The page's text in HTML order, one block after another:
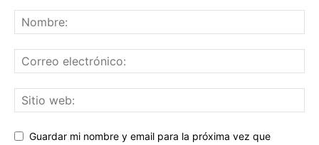
Guardar mi nombre y email para la próxima vez que